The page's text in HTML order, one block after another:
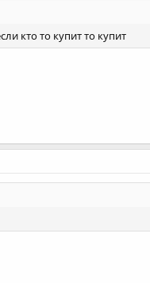
кто то купит то купит